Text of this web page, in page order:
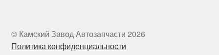
© Камский Завод Автозапчасти 2026
Политика конфиденциальности